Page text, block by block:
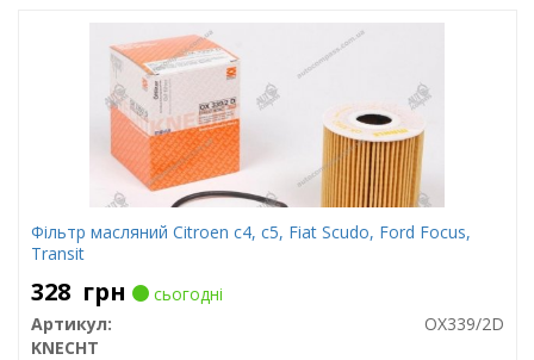
Фільтр масляний Citroen c4, c5, Fiat Scudo, Ford Focus,
Transit
328 грн
сьогодні
Артикул:
OX339/2D
KNECHT